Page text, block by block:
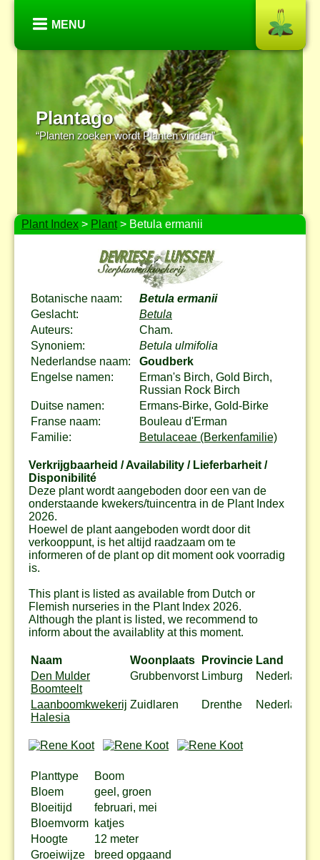
MENU
Plantago
“Planten zoeken wordt Planten vinden”
Plant Index > Plant> Betula ermanii
Botanische naam:
Betula ermanii
Geslacht:
Betula
Auteurs:
Cham.
Synoniem:
Betula ulmifolia
Nederlandse naam:
Goudberk
Engelse namen:
Erman's Birch, Gold Birch,
Russian Rock Birch
Duitse namen:
Ermans-Birke, Gold-Birke
Franse naam:
Bouleau d'Erman
Familie:
Betulaceae (Berkenfamilie)
Verkrijgbaarheid / Availability / Lieferbarheit /
Disponibilité
Deze plant wordt aangeboden door een van de
onderstaande kwekers/tuincentra in de Plant Index
2026.
Hoewel de plant aangeboden wordt door dit
verkooppunt, is het altijd raadzaam om te
informeren of de plant op dit moment ook voorradig
is.
This plant is listed as available from Dutch or
Flemish nurseries in the Plant Index 2026.
Although the plant is listed, we recommend to
inform about the availablity at this moment.
Naam Woonplaats Provincie Land
Den Mulder
Boomteelt
Grubbenvorst Limburg Nederland
Laanboomkwekerij
Halesia
Zuidlaren Drenthe Nederland
Planttype
Boom
Bloem
geel, groen
Bloeitijd
februari, mei
Bloemvorm katjes
Hoogte
12 meter
Groeiwijze
breed opgaand